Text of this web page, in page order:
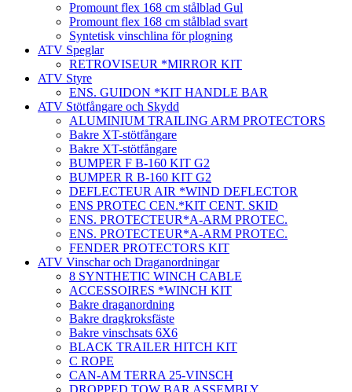
Promount flex 168 cm stålblad Gul
Promount flex 168 cm stålblad svart
Syntetisk vinschlina för plogning
ATV Speglar
RETROVISEUR *MIRROR KIT
ATV Styre
ENS. GUIDON *KIT HANDLE BAR
ATV Stötfångare och Skydd
ALUMINIUM TRAILING ARM PROTECTORS
Bakre XT-stötfångare
Bakre XT-stötfångare
BUMPER F B-160 KIT G2
BUMPER R B-160 KIT G2
DEFLECTEUR AIR *WIND DEFLECTOR
ENS PROTEC CEN.*KIT CENT. SKID
ENS. PROTECTEUR*A-ARM PROTEC.
ENS. PROTECTEUR*A-ARM PROTEC.
FENDER PROTECTORS KIT
ATV Vinschar och Draganordningar
8 SYNTHETIC WINCH CABLE
ACCESSOIRES *WINCH KIT
Bakre draganordning
Bakre dragkroksfäste
Bakre vinschsats 6X6
BLACK TRAILER HITCH KIT
C ROPE
CAN-AM TERRA 25-VINSCH
DROPPED TOW BAR ASSEMBLY